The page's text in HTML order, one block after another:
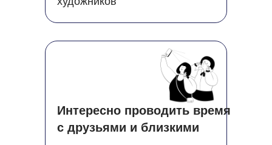
Интересно проводить время
с друзьями и близкими